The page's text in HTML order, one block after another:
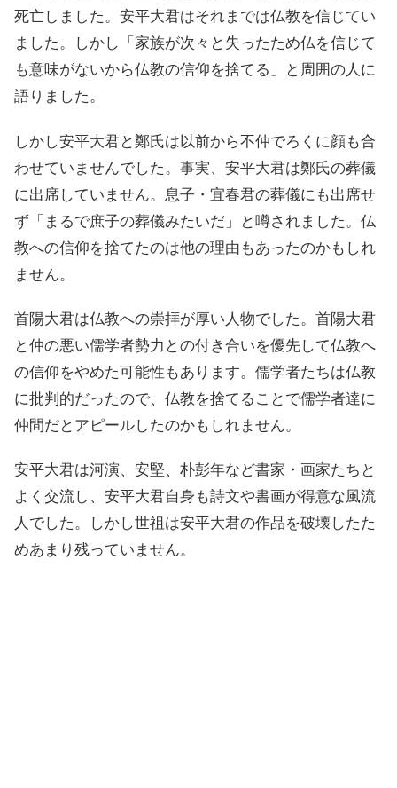
死亡しました。安平大君はそれまでは仏教を信じてい
ました。しかし「家族が次々と失ったため仏を信じて
も意味がないから仏教の信仰を捨てる」と周囲の人に
語りました。
しかし安平大君と鄭氏は以前から不仲でろくに顔も合
わせていませんでした。事実、安平大君は鄭氏の葬儀
に出席していません。息子・宜春君の葬儀にも出席せ
ず「まるで庶子の葬儀みたいだ」と噂されました。仏
教への信仰を捨てたのは他の理由もあったのかもしれ
ません。
首陽大君は仏教への崇拝が厚い人物でした。首陽大君
と仲の悪い儒学者勢力との付き合いを優先して仏教へ
の信仰をやめた可能性もあります。儒学者たちは仏教
に批判的だったので、仏教を捨てることで儒学者達に
仲間だとアピールしたのかもしれません。
安平大君は河演、安堅、朴彭年など書家・画家たちと
よく交流し、安平大君自身も詩文や書画が得意な風流
人でした。しかし世祖は安平大君の作品を破壊したた
めあまり残っていません。